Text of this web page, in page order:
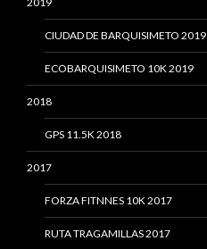
CIUDAD DE BARQUISIMETO 2019
ECOBARQUISIMETO 10K 2019
2018
GPS 11.5K 2018
2017
FORZA FITNNES 10K 2017
RUTA TRAGAMILLAS 2017